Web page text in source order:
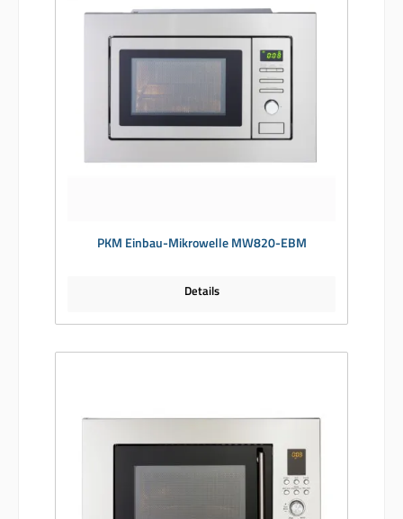
PKM Einbau-Mikrowelle MW820-EBM
Details